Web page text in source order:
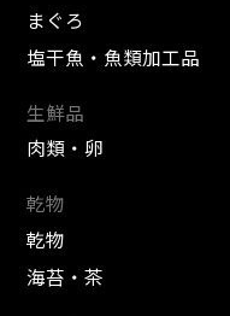
まぐろ
塩干魚・魚類加工品
生鮮品
肉類・卵
乾物
乾物
海苔・茶